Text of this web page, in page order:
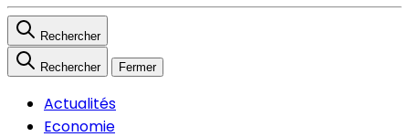
Rechercher
Rechercher Fermer
Actualités
Economie